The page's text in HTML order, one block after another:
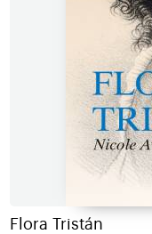
Flora Tristán